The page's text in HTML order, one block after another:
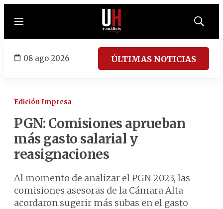
Menú
Mostrar
08 ago 2026 ÚLTIMAS NOTICIAS
Edición Impresa
PGN: Comisiones aprueban
más gasto salarial y
reasignaciones
Al momento de analizar el PGN 2023, las
comisiones asesoras de la Cámara Alta
acordaron sugerir más subas en el gasto